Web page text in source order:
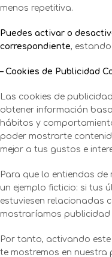
menos repetitiva.
Puedes activar o
correspondiente,
– Cookies de Publicidad
Las cookies de
obtener información
hábitos y
poder mostrarte
mejor a tus gustos e
Para que lo entiendas
un ejemplo ficticio: si tus
estuviesen relacionadas
mostraríamos publicidad
Por tanto, activando
te mostremos en nuestra